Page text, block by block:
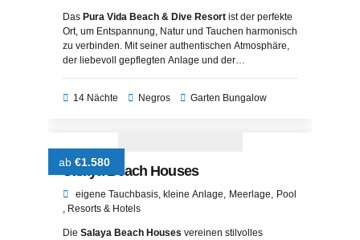
Das Pura Vida Beach & Dive Resortist der perfekte
Ort, um Entspannung, Natur und Tauchen harmonisch
zu verbinden. Mit seiner authentischen Atmosphäre,
der liebevoll gepflegten Anlage und der
abwechslungsreichen Urlaub braucht. Die direkte
zu einem Paradies für Aktivurlauber und Genießer
gleichermaßen. Ob als Familie, Paar oder Solo-
Reisender – hier finden Sie Ihre persönliche Oase
des Wohlbefindens.
14 Nächte Negros Garten Bungalow
ab €1.580
Salaya Beach Houses
eigene Tauchbasis kleine Anlage Meerlage
Pool
Resorts & Hotels
Die Salaya Beach Houses vereinen stilvolles